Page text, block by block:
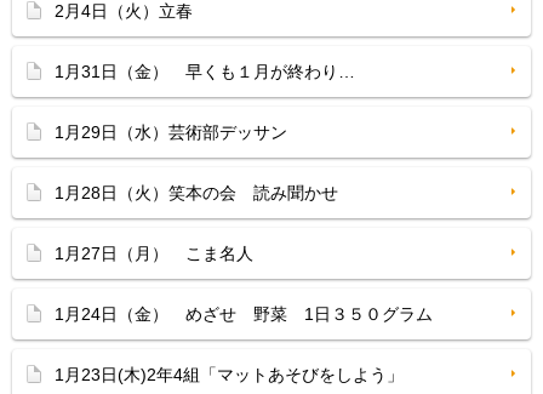
2月4日（火）立春
1月31日（金） 早くも１月が終わり…
1月29日（水）芸術部デッサン
1月28日（火）笑本の会 読み聞かせ
1月27日（月） こま名人
1月24日（金） めざせ 野菜 1日３５０グラム
1月23日(木)2年4組「マットあそびをしよう」